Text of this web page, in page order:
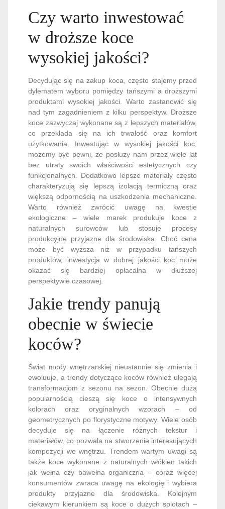
Czy warto inwestować
w droższe koce
wysokiej jakości?
Decydując się na zakup koca, często stajemy przed
dylematem wyboru pomiędzy tańszymi a droższymi
produktami wysokiej jakości. Warto zastanowić się
nad tym zagadnieniem z kilku perspektyw. Droższe
koce zazwyczaj wykonane są z lepszych materiałów,
co przekłada się na ich trwałość oraz komfort
użytkowania. Inwestując w wysokiej jakości koc,
możemy być pewni, że posłuży nam przez wiele lat
bez utraty swoich właściwości estetycznych czy
funkcjonalnych. Dodatkowo lepsze materiały często
charakteryzują się lepszą izolacją termiczną oraz
większą odpornością na uszkodzenia mechaniczne.
Warto również zwrócić uwagę na kwestie
ekologiczne – wiele marek produkuje koce z
naturalnych surowców lub stosuje procesy
produkcyjne przyjazne dla środowiska. Choć cena
może być wyższa niż w przypadku tańszych
produktów, inwestycja w dobrej jakości koc może
okazać się bardziej opłacalna w dłuższej
perspektywie czasowej.
Jakie trendy panują
obecnie w świecie
koców?
Świat mody wnętrzarskiej nieustannie się zmienia i
ewoluuje, a trendy dotyczące koców również ulegają
transformacjom z sezonu na sezon. Obecnie dużą
popularnością cieszą się koce o intensywnych
kolorach oraz oryginalnych wzorach – od
geometrycznych po florystyczne motywy. Wiele osób
decyduje się na łączenie różnych tekstur i
materiałów, co pozwala na stworzenie interesujących
kompozycji we wnętrzu. Trendem wartym uwagi są
także koce wykonane z naturalnych włókien takich
jak wełna czy bawełna organiczna – coraz więcej
konsumentów zwraca uwagę na ekologię i wybiera
produkty przyjazne dla środowiska. Kolejnym
ciekawym kierunkiem są koce o dużych splotach –